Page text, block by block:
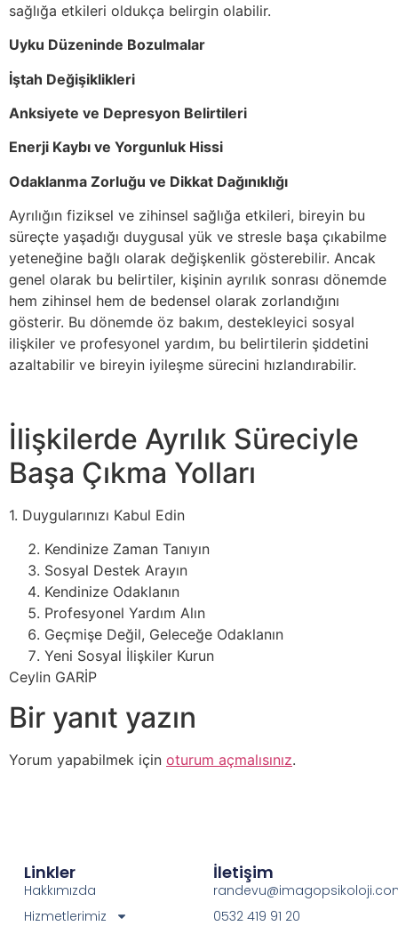
sağlığa etkileri oldukça belirgin olabilir.
Uyku Düzeninde Bozulmalar
İştah Değişiklikleri
Anksiyete ve Depresyon Belirtileri
Enerji Kaybı ve Yorgunluk Hissi
Odaklanma Zorluğu ve Dikkat Dağınıklığı
Ayrılığın fiziksel ve zihinsel sağlığa etkileri, bireyin bu
süreçte yaşadığı duygusal yük ve stresle başa çıkabilme
yeteneğine bağlı olarak değişkenlik gösterebilir. Ancak
genel olarak bu belirtiler, kişinin ayrılık sonrası dönemde
hem zihinsel hem de bedensel olarak zorlandığını
gösterir. Bu dönemde öz bakım, destekleyici sosyal
ilişkiler ve profesyonel yardım, bu belirtilerin şiddetini
azaltabilir ve bireyin iyileşme sürecini hızlandırabilir.
İlişkilerde Ayrılık Süreciyle
Başa Çıkma Yolları
1. Duygularınızı Kabul Edin
Kendinize Zaman Tanıyın
Sosyal Destek Arayın
Kendinize Odaklanın
Profesyonel Yardım Alın
Geçmişe Değil, Geleceğe Odaklanın
Yeni Sosyal İlişkiler Kurun
Ceylin GARİP
Bir yanıt yazın
Yorum yapabilmek için oturum açmalısınız.
Linkler
Hakkımızda
Hizmetlerimiz
İletişim
0532 419 91 20